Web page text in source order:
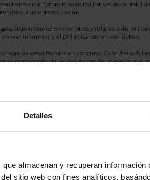
Detalles
almacenan y recuperan información
sitio web con fines analíticos,
en el futuro ni sean indicativas de
o aumentará su valor.
información completa y relativa a dicho
«ver informe») y el DFI (clicando en «ver ficha»).
de estos Fondos en concreto. Consulte el
es responsable de las decisiones de inversión que
del Fondo al cierre de la última sesión, y se
es de reparto. Todas las rentabilidades mostradas
gratuito de su